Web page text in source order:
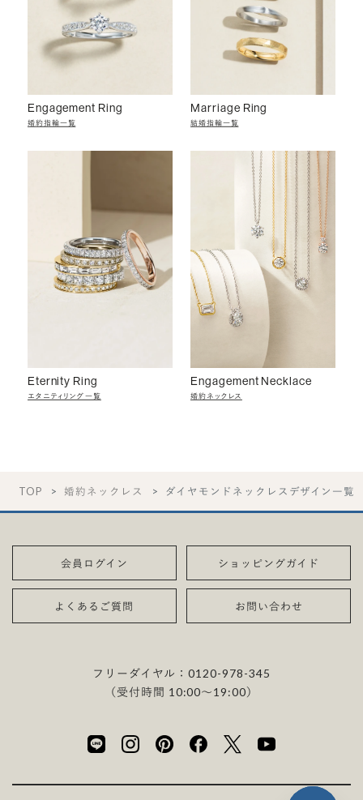
Engagement Ring
婚約指輪一覧
Marriage Ring
結婚指輪一覧
Eternity Ring
エタニティリング一覧
Engagement Necklace
婚約ネックレス
TOP 婚約ネックレス ダイヤモンドネックレスデザイン一覧
会員ログイン ショッピングガイド
よくあるご質問 お問い合わせ
フリーダイヤル：0120-978-345
（受付時間 10:00〜19:00）